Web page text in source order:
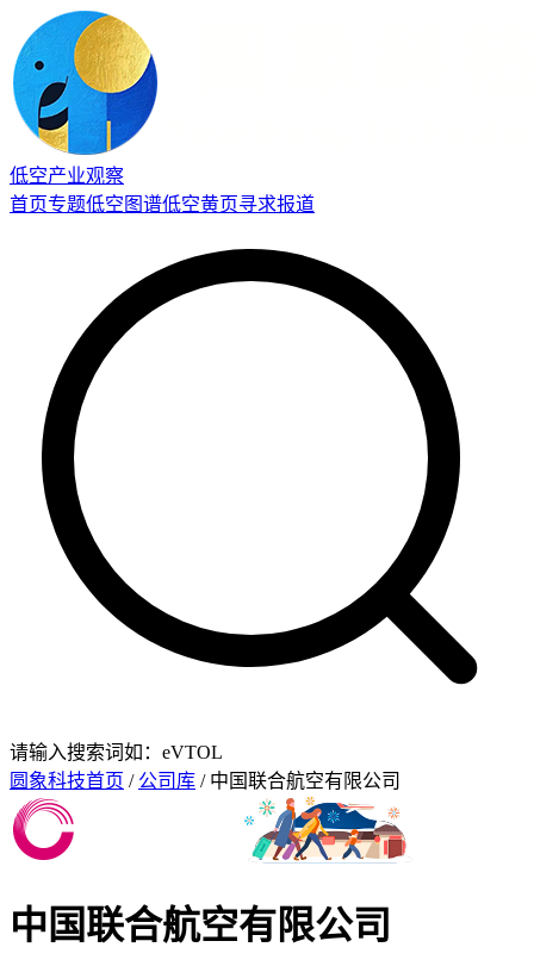
低空产业观察
首页专题低空图谱低空黄页寻求报道
请输入搜索词如：eVTOL
圆象科技首页 / 公司库 / 中国联合航空有限公司
中国联合航空有限公司